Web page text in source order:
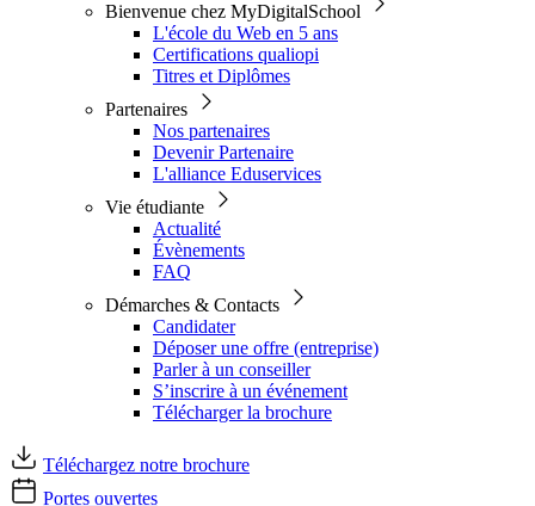
Bienvenue chez MyDigitalSchool
L'école du Web en 5 ans
Certifications qualiopi
Titres et Diplômes
Partenaires
Nos partenaires
Devenir Partenaire
L'alliance Eduservices
Vie étudiante
Actualité
Évènements
FAQ
Démarches & Contacts
Candidater
Déposer une offre (entreprise)
Parler à un conseiller
S’inscrire à un événement
Télécharger la brochure
Téléchargez notre brochure
Portes ouvertes